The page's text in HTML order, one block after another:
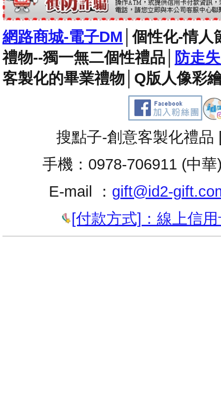
網路商城-電子DM │個性化-情人
禮物--獨一無二個性禮品
防走
客製化的畢業禮物 Q版人像彩
搜點子-創意客製化禮
手機：0978-706911 (中
E-mail ： gift@id2-
[付款方式]：線上信